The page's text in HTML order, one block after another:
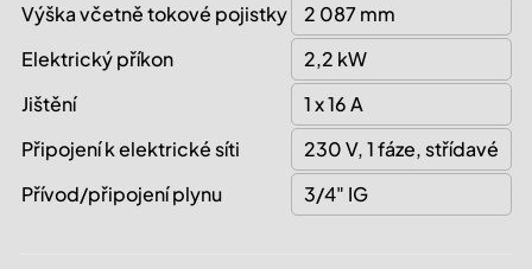
Výška včetně tokové pojistky
2 087 mm
Elektrický příkon
2,2 kW
Jištění
1 x 16 A
Připojení k elektrické síti
230 V, 1 fáze, střídavé
Přívod/připojení plynu
3/4" IG